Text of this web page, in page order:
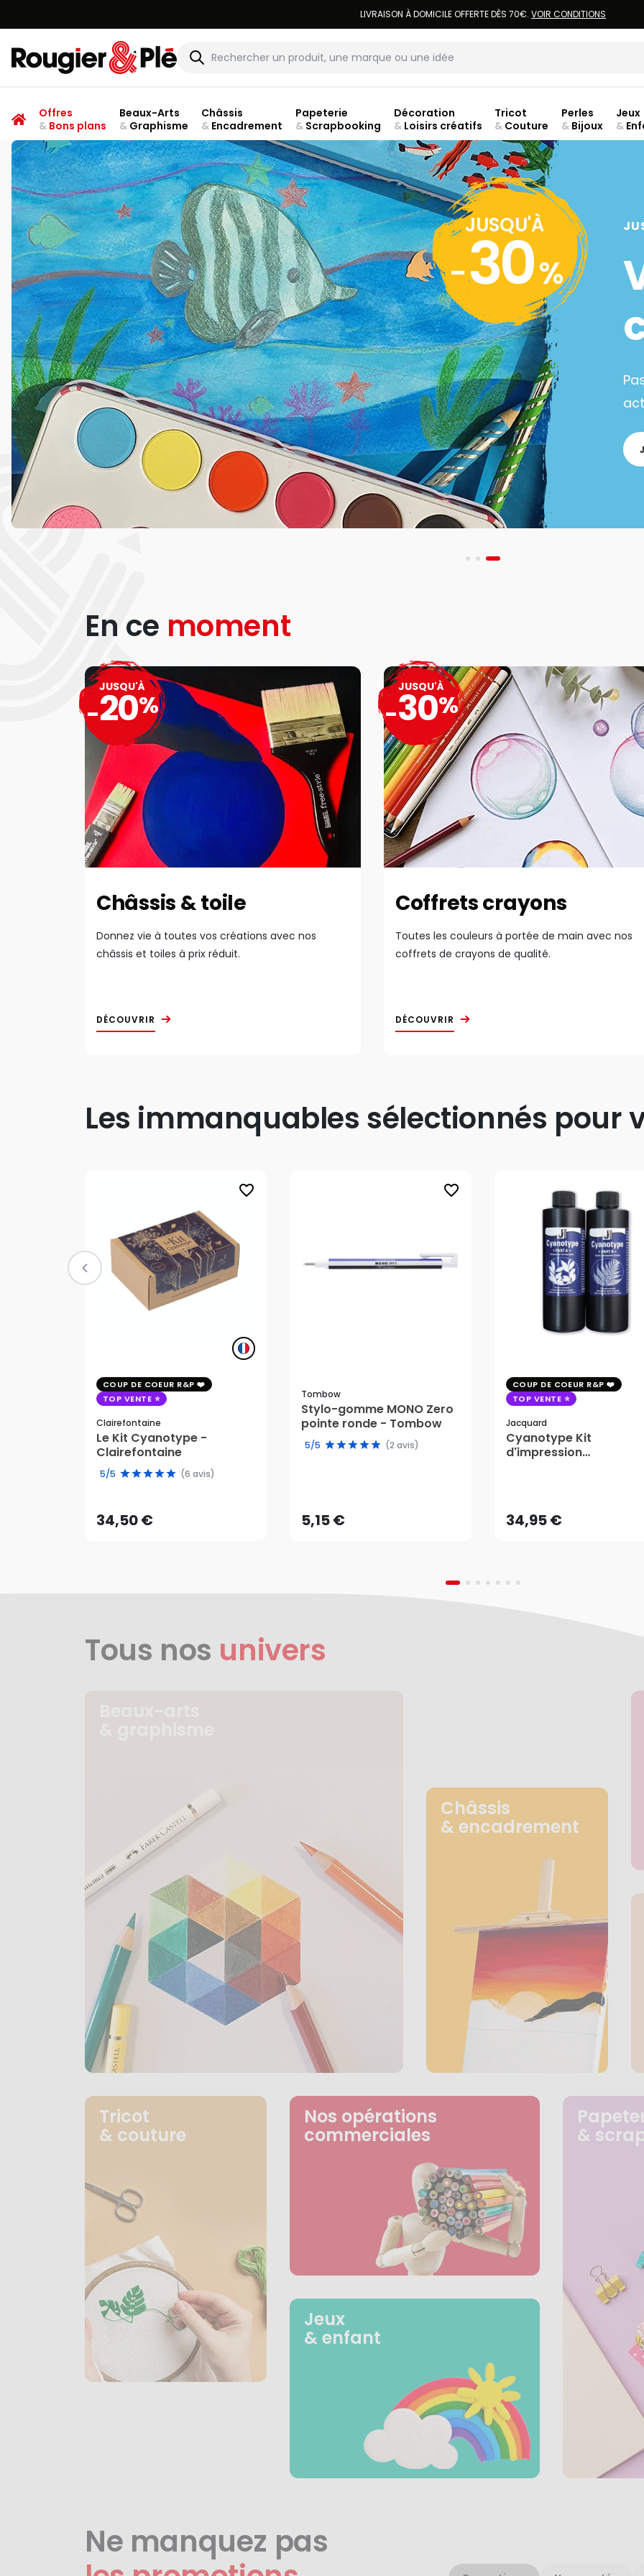
LIVRAISON À DOMICILE OFFERTE DÈS 70€. VOIR CONDITIONS
Rougier & Plé
Offres
&Bons plans
Beaux-Arts
&Graphisme
Châssis
&Encadrement
Papeterie
&Scrapbooking
Décoration
&Loisirs créatifs
Tricot
& Couture
Perles
& Bijoux
Jeux
&
JUSQU'À
-30%
En ce moment
Châssis & toile
Donnez vie à toutes vos créations avec nos
châssis et toiles à prix réduit.
DÉCOUVRIR
JUSQU'À
-20%
Coffrets crayons
Toutes les couleurs à portée de main avec nos
coffrets de crayons de qualité.
DÉCOUVRIR
JUSQU'À
-30%
Les immanquables sélectionnés pour
favorite_border
COUP DE COEUR R&P
TOP VENTE
Clairefontaine
Le Kit Cyanotype -
Clairefontaine
5/5 (6 avis)
34,50 €
34,50 €
AJOUTER AU PANIER
favorite_border
Tombow
Stylo-gomme MONO Zero
pointe ronde - Tombow
5/5 (2 avis)
5,15 €AJOUTER AU PANIER
COUP DE COEUR R&P
TOP VENTE
Jacquard
Cyanotype Kit
d'impression
34,95 €AJOUTER AU PANIER
Tous nos univers
Châssis
& encadrement
Tricot
& couture
Nos opérations
commerciales
Jeux
& enfant
&
Ne manquez pas